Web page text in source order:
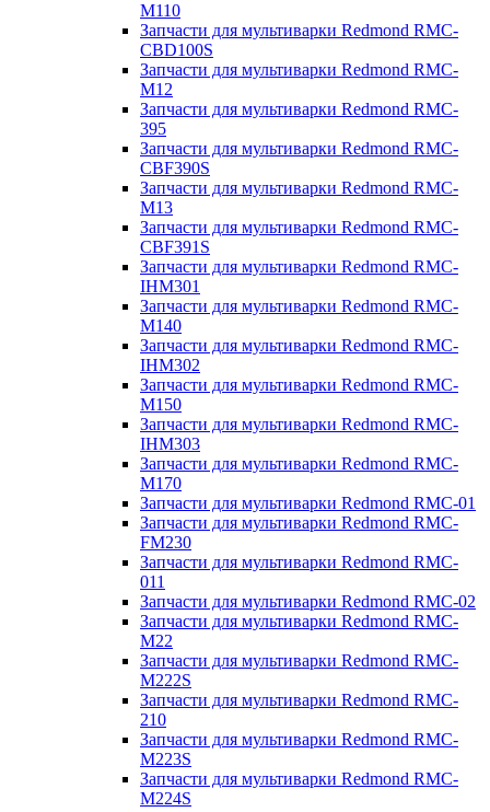
M110
Запчасти для мультиварки Redmond RMC-
CBD100S
Запчасти для мультиварки Redmond RMC-
M12
Запчасти для мультиварки Redmond RMC-
395
Запчасти для мультиварки Redmond RMC-
CBF390S
Запчасти для мультиварки Redmond RMC-
M13
Запчасти для мультиварки Redmond RMC-
CBF391S
Запчасти для мультиварки Redmond RMC-
IHM301
Запчасти для мультиварки Redmond RMC-
M140
Запчасти для мультиварки Redmond RMC-
IHM302
Запчасти для мультиварки Redmond RMC-
M150
Запчасти для мультиварки Redmond RMC-
IHM303
Запчасти для мультиварки Redmond RMC-
M170
Запчасти для мультиварки Redmond RMC-01
Запчасти для мультиварки Redmond RMC-
FM230
Запчасти для мультиварки Redmond RMC-
011
Запчасти для мультиварки Redmond RMC-02
Запчасти для мультиварки Redmond RMC-
M22
Запчасти для мультиварки Redmond RMC-
M222S
Запчасти для мультиварки Redmond RMC-
210
Запчасти для мультиварки Redmond RMC-
M223S
Запчасти для мультиварки Redmond RMC-
M224S